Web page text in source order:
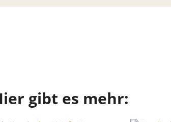
gibt es mehr: